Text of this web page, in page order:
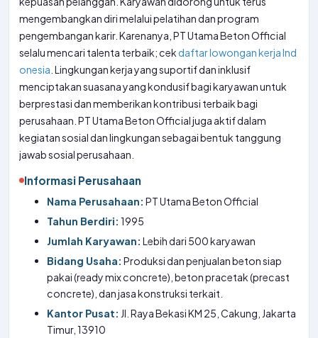
mengembangkan diri melalui pelatihan dan program
pengembangan karir. Karenanya, PT Utama Beton Official
selalu mencari talenta terbaik; cek daftar lowongan kerja Ind
onesia . Lingkungan kerja yang suportif dan inklusif
menciptakan suasana yang kondusif bagi karyawan untuk
berprestasi dan memberikan kontribusi terbaik bagi
perusahaan. PT Utama Beton Official juga aktif dalam
kegiatan sosial dan lingkungan sebagai bentuk tanggung
jawab sosial perusahaan.
Informasi Perusahaan
Nama Perusahaan: PT Utama Beton Official
Tahun Berdiri: 1995
Jumlah Karyawan: Lebih dari 500 karyawan
Bidang Usaha: Produksi dan penjualan beton siap
pakai (ready mix concrete), beton pracetak (precast
concrete), dan jasa konstruksi terkait.
Kantor Pusat: Jl. Raya Bekasi KM 25, Cakung, Jakarta
Timur, 13910